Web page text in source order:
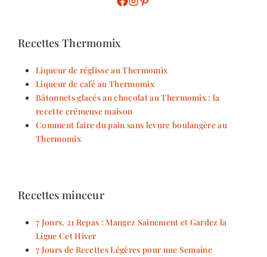
Recettes Thermomix
Liqueur de réglisse au Thermomix
Liqueur de café au Thermomix
Bâtonnets glacés au chocolat au Thermomix : la
recette crémeuse maison
Comment faire du pain sans levure boulangère au
Thermomix
Recettes minceur
7 Jours, 21 Repas : Mangez Sainement et Gardez la
Ligne Cet Hiver
7 Jours de Recettes Légères pour une Semaine